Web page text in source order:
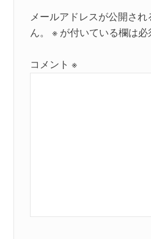
メールアドレスが公開さ
ん。
※ が付いている欄は必
コメント※